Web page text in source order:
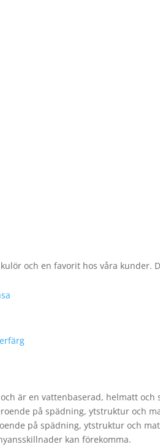
och en favorit hos våra
är en vattenbaserad, helmatt och
på spädning, ytstruktur och
på spädning, ytstruktur och
kan förekomma.